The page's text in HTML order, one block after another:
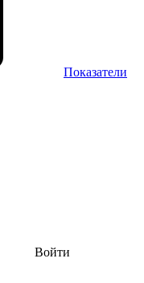
Показатели
Войти